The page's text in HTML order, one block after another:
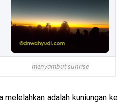
menyambut sunrise
melelahkan adalah kuniungan ke